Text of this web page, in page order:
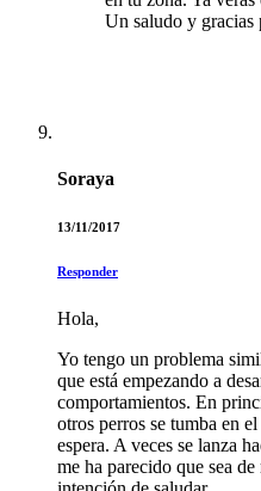
Un saludo y gracias
Soraya
13/11/2017
Responder
Hola,
Yo tengo un problema
que está empezando a
comportamientos. En
otros perros se tumba en
espera. A veces se lanza
me ha parecido que sea